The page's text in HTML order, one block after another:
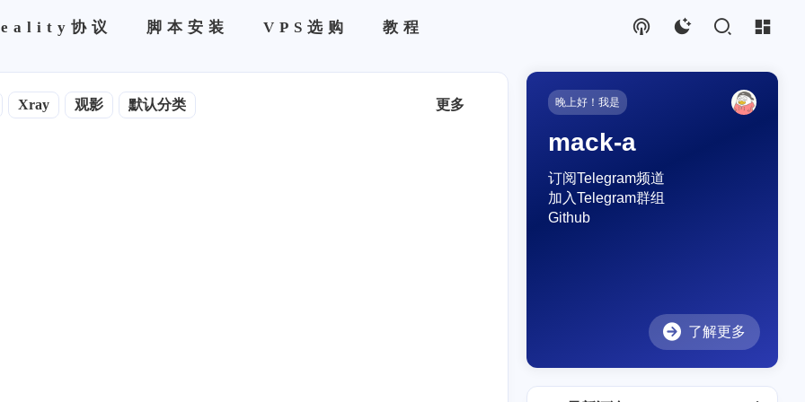
协议 脚本安装 VPS选购 教程
Xray 观影 默认分类 更多 晚上好！我是
mack-a
订阅Telegram频道
加入Telegram群组
Github
了解更多